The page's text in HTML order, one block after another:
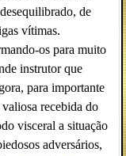
de
vítimas.
os para muito
instrutor que
para importante
recebida do
visceral a situação
adversários,